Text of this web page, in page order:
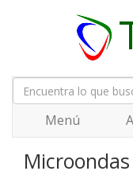
Menú